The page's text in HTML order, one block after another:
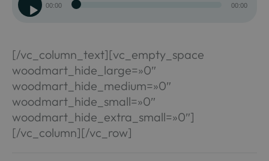
Reproductor
de
00:00 00:00
[/vc_column_text][vc_empty_space
woodmart_hide_large=»0″
woodmart_hide_medium=»0″
woodmart_hide_small=»0″
woodmart_hide_extra_small=»0″]
[/vc_column][/vc_row]